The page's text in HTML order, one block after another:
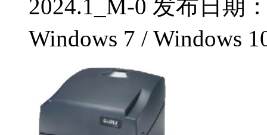
2024.1_M-0 发布日期
Windows 7 / Windows